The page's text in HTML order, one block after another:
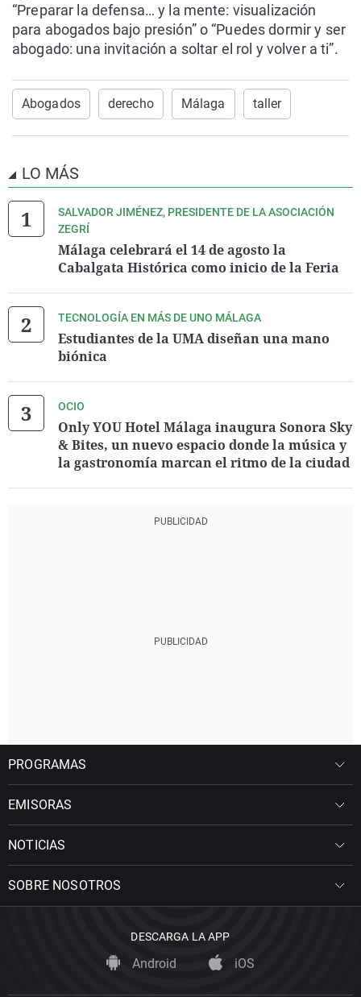
“Preparar la defensa… y la mente: visualización
para abogados bajo presión” o “Puedes dormir y ser
abogado: una invitación a soltar el rol y volver a ti”.
Abogados derecho Málaga taller
LO MÁS
SALVADOR JIMÉNEZ, PRESIDENTE DE LA ASOCIACIÓN
ZEGRÍ
Málaga celebrará el 14 de agosto la
Cabalgata Histórica como inicio de la Feria
TECNOLOGÍA EN MÁS DE UNO MÁLAGA
Estudiantes de la UMA diseñan una mano
biónica
OCIO
Only YOU Hotel Málaga inaugura Sonora Sky
& Bites, un nuevo espacio donde la música y
la gastronomía marcan el ritmo de la ciudad
PROGRAMAS
EMISORAS
NOTICIAS
SOBRE NOSOTROS
DESCARGA LA APP
Android iOS